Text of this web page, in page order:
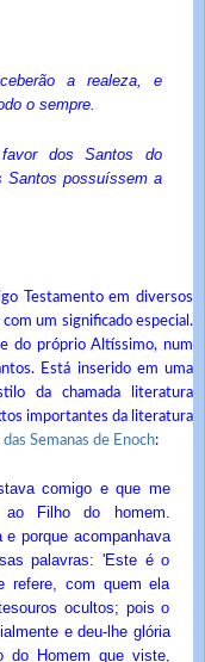
a realeza, e
o sempre.
dos Santos do
Santos possuíssem a
Testamento em diversos
um significado especial.
do próprio Altíssimo, num
Está inserido em uma
da chamada literatura
importantes da literatura
Semanas de Enoch:
comigo e que me
ao Filho do homem.
e porque acompanhava
palavras: 'Este é o
refere, com quem ela
ocultos; pois o
e deu-lhe glória
do Homem que viste,